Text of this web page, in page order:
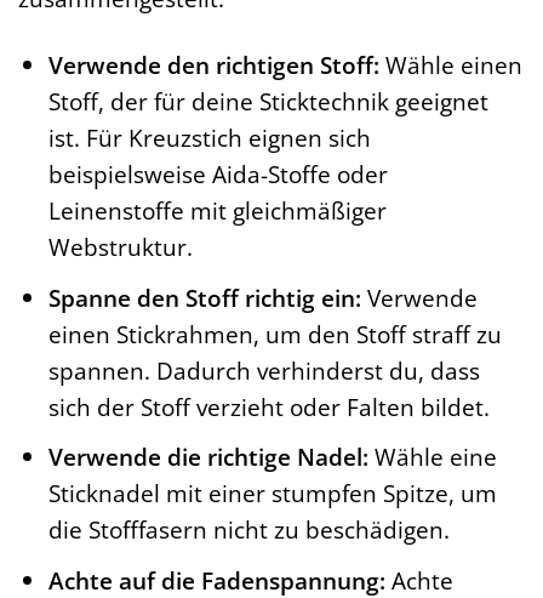
Verwende den richtigen Stoff: Wähle einen
Stoff, der für deine Sticktechnik geeignet
ist. Für Kreuzstich eignen sich
beispielsweise Aida-Stoffe oder
Leinenstoffe mit gleichmäßiger
Webstruktur.
Spanne den Stoff richtig ein: Verwende
einen Stickrahmen, um den Stoff straff zu
spannen. Dadurch verhinderst du, dass
sich der Stoff verzieht oder Falten bildet.
Verwende die richtige Nadel: Wähle eine
Sticknadel mit einer stumpfen Spitze, um
die Stofffasern nicht zu beschädigen.
Achte auf die Fadenspannung: Achte